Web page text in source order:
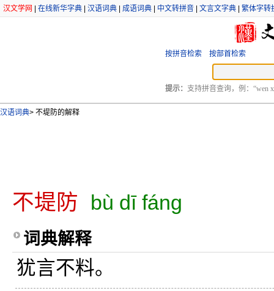
汉文学网 在线新华字典 汉语词典 成语词典 中文转拼音 文言文字典 繁体字转
按拼音检索 按部首检索
提示： 支持拼音查询，例：“wen
汉语词典> 不堤防的解释
不堤防 bù dī fáng
词典解释
犹言不料。